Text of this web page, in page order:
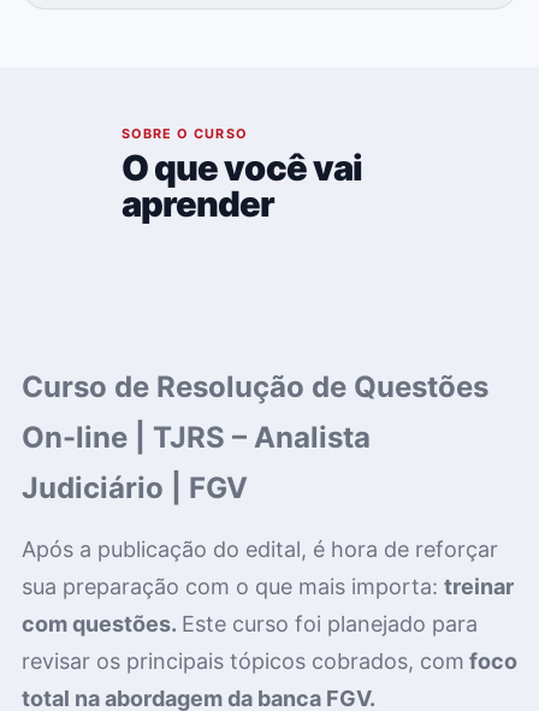
SOBRE O CURSO
O que você vai
aprender
Curso de Resolução de Questões
On-line | TJRS – Analista
Judiciário | FGV
Após a publicação do edital, é hora de reforçar
sua preparação com o que mais importa: treinar
com questões. Este curso foi planejado para
revisar os principais tópicos cobrados, com foco
total na abordagem da banca FGV.